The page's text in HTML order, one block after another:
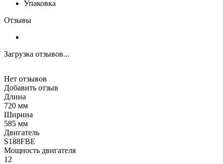
Упаковка
Отзывы
Загрузка отзывов...
Нет отзывов
Добавить отзыв
Длина
720 мм
Ширина
585 мм
Двигатель
S188FBE
Мощность двигателя
12